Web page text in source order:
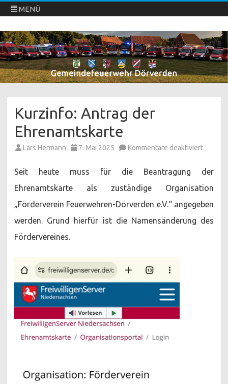
MENÜ
Freiwillige Feuerwehren Dörverden
Direkt
zum
Inhalt
springen
Kurzinfo: Antrag der
Ehrenamtskarte
Lars Hermann 7. Mai 2025 Kommentare deaktiviertfür
der
Seit heute muss für die Beantragung der
Ehrenamtskarte als zuständige Organisation
„Förderverein Feuerwehren-Dörverden e.V.“ angegeben
werden. Grund hierfür ist die Namensänderung des
Fördervereines.